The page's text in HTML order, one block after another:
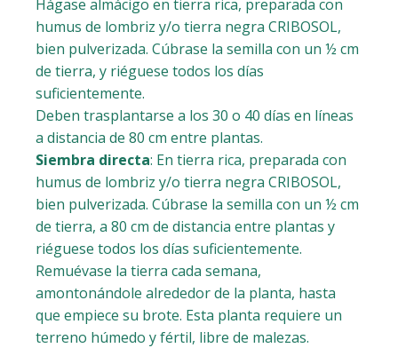
Hágase almácigo en tierra rica, preparada con
humus de lombriz y/o tierra negra CRIBOSOL,
bien pulverizada. Cúbrase la semilla con un ½ cm
de tierra, y riéguese todos los días
suficientemente.
Deben trasplantarse a los 30 o 40 días en líneas
a distancia de 80 cm entre plantas.
Siembra directa: En tierra rica, preparada con
humus de lombriz y/o tierra negra CRIBOSOL,
bien pulverizada. Cúbrase la semilla con un ½ cm
de tierra, a 80 cm de distancia entre plantas y
riéguese todos los días suficientemente.
Remuévase la tierra cada semana,
amontonándole alrededor de la planta, hasta
que empiece su brote. Esta planta requiere un
terreno húmedo y fértil, libre de malezas.